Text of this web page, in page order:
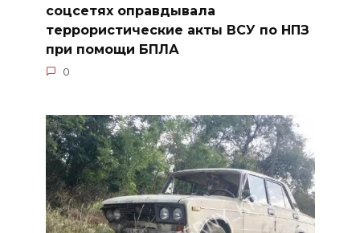
соцсетях оправдывала
террористические акты ВСУ по НПЗ
при помощи БПЛА
0